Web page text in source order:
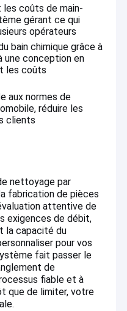
les coûts de main-
gérant ce qui
opérateurs
bain chimique grâce à
une conception en
les coûts
aux normes de
réduire les
clients
nettoyage par
fabrication de pièces
attentive de
exigences de débit,
la capacité du
pour vos
fait passer le
de
fiable et à
que de limiter, votre